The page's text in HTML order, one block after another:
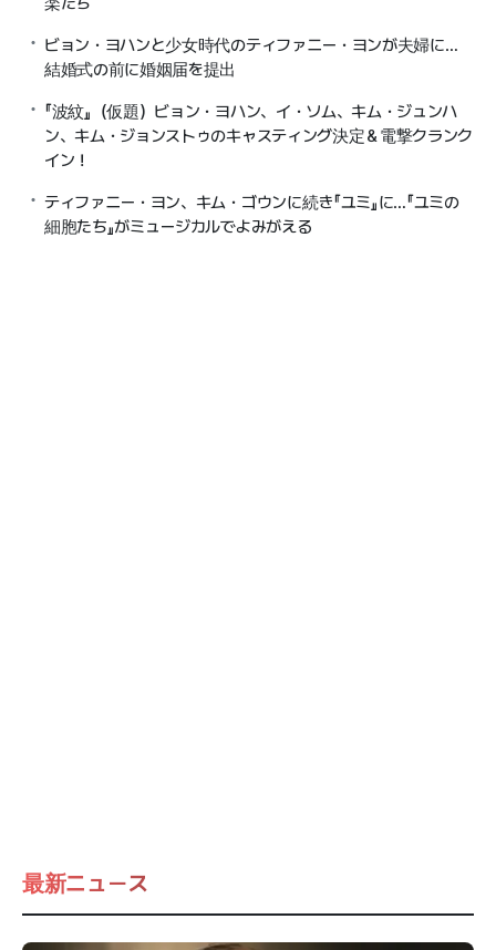
ビョン・ヨハンと少女時代のティファニー・ヨンが夫婦に…
結婚式の前に婚姻届を提出
『波紋』（仮題）ビョン・ヨハン、イ・ソム、キム・ジュンハ
ン、キム・ジョンストゥのキャスティング決定＆電撃クランク
イン！
ティファニー・ヨン、キム・ゴウンに続き『ユミ』に…『ユミの
細胞たち』がミュージカルでよみがえる
最新ニュース